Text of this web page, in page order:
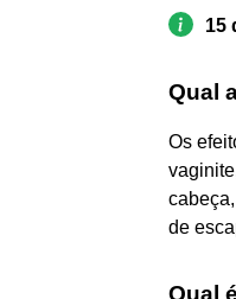
15
Qual
Os
de
Qual